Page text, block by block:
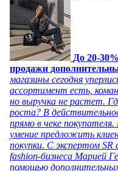
До 20-
продажи
магазины сегодня
ассортимент есть,
но выручка не растет.
роста? В
прямо в чеке
умение предложить
покупки. С экспертом SR
fashion-бизнеса Марией
помощью